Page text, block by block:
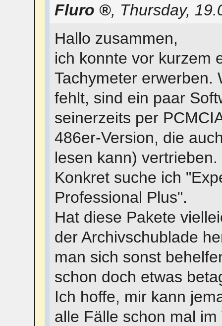
Fluro , Thursday,
Hallo zusammen,
ich konnte vor kurzem
Tachymeter erwerben.
fehlt, sind ein paar
seinerzeits per
486er-Version, die
lesen kann) vertrieben.
Konkret suche ich
Professional Plus".
Hat diese Pakete
der Archivschublade
man sich sonst
schon doch etwas
Ich hoffe, mir kann
alle Fälle schon mal im